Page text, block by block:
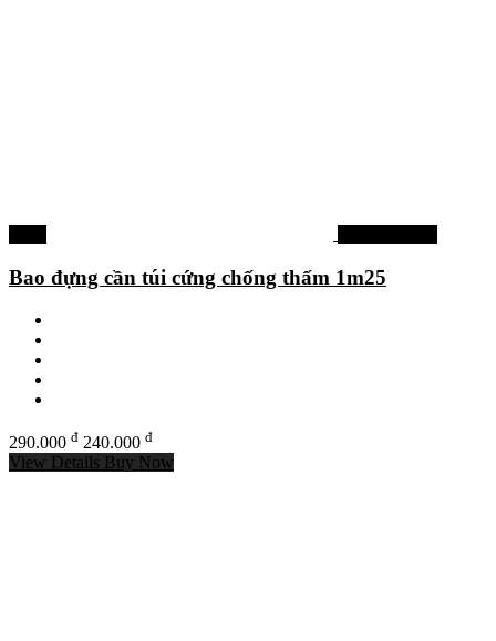
Bao đựng cần túi cứng chống thấm 1m25
290.000 đ 240.000 đ
View Details Buy Now